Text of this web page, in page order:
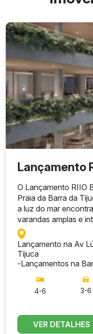
Lançamento
O Lançamento RIIO
Praia da Barra da
a luz do mar
varandas amplas e
Lançamento na Av
Tijuca
-Lançamentos na
4-6 3-6
VER DETALHES